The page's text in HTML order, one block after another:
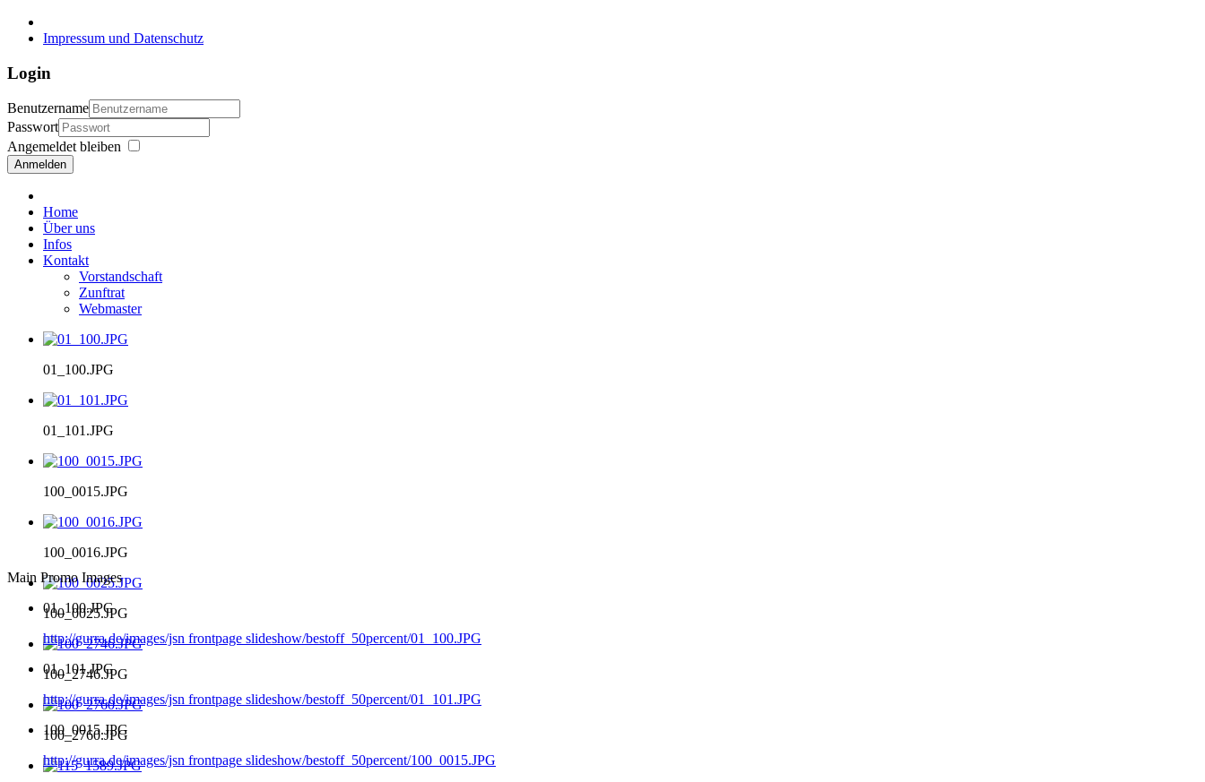
Impressum und Datenschutz
Login
Benutzername
Passwort
Angemeldet bleiben
Anmelden
Home
Über uns
Infos
Kontakt
Vorstandschaft
Zunftrat
Webmaster
01_100.JPG
01_101.JPG
100_0015.JPG
100_0016.JPG
100_0025.JPG
100_2746.JPG
100_2760.JPG
Main Promo Images
01_100.JPG
http://gurra.de/images/jsn frontpage slideshow/bestoff_50percent/01_100.JPG
01_101.JPG
http://gurra.de/images/jsn frontpage slideshow/bestoff_50percent/01_101.JPG
100_0015.JPG
http://gurra.de/images/jsn frontpage slideshow/bestoff_50percent/100_0015.JPG